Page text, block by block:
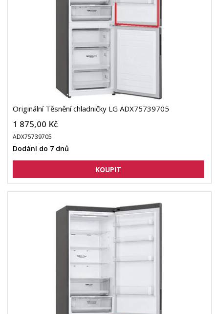
Originální Těsnění chladničky LG ADX75739705
1 875,00 Kč
ADX75739705
Dodání do 7 dnů